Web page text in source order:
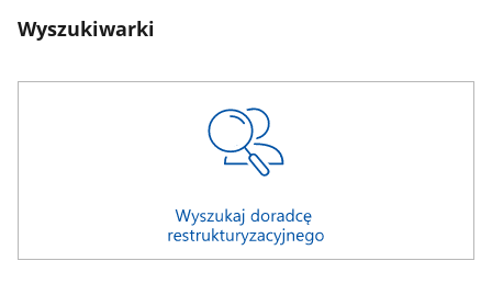
Wyszukiwarki